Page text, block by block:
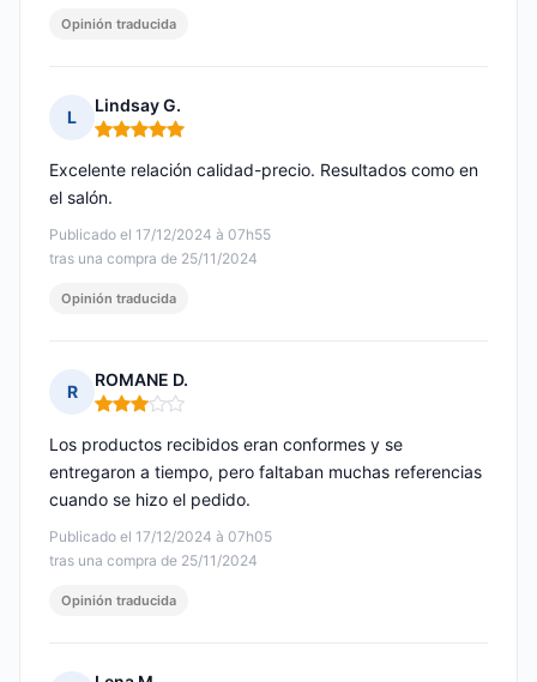
Opinión traducida
L
Lindsay G.
Nota: 5 de 5
Publicado el 17/12/2024 à 07h55
tras una compra de 25/11/2024
Excelente relación calidad-precio. Resultados como en
el salón.
Opinión traducida
R
ROMANE D.
Nota: 3 de 5
Publicado el 17/12/2024 à 07h05
tras una compra de 25/11/2024
Los productos recibidos eran conformes y se
entregaron a tiempo, pero faltaban muchas referencias
cuando se hizo el pedido.
Opinión traducida